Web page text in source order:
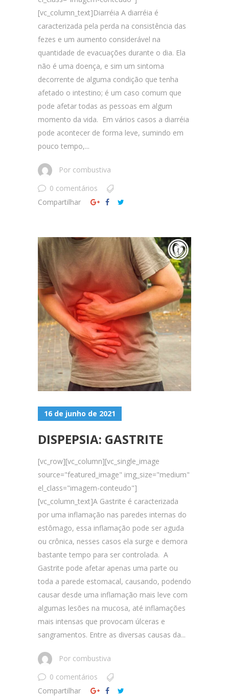
[vc_column_text]Diarréia A diarréia é
caracterizada pela perda na consistência das
fezes e um aumento considerável na
quantidade de evacuações durante o dia. Ela
não é uma doença, e sim um sintoma
decorrente de alguma condição que tenha
afetado o intestino; é um caso comum que
pode afetar todas as pessoas em algum
momento da vida. Em vários casos a diarréia
pode acontecer de forma leve, sumindo em
pouco tempo,...
Por combustiva
0 comentários
Compartilhar
16 de junho de 2021
DISPEPSIA: GASTRITE
[vc_row][vc_column][vc_single_image
source="featured_image" img_size="medium"
el_class="imagem-conteudo"]
[vc_column_text]A Gastrite é caracterizada
por uma inflamação nas paredes internas do
estômago, essa inflamação pode ser aguda
ou crônica, nesses casos ela surge e demora
bastante tempo para ser controlada. A
Gastrite pode afetar apenas uma parte ou
toda a parede estomacal, causando, podendo
causar desde uma inflamação mais leve com
algumas lesões na mucosa, até inflamações
mais intensas que provocam úlceras e
sangramentos. Entre as diversas causas da...
Por combustiva
0 comentários
Compartilhar